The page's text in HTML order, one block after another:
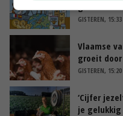
GISTEREN, 15:33
Vlaamse
groeit
GISTEREN, 15:20
‘Cijfer
je gelukkig